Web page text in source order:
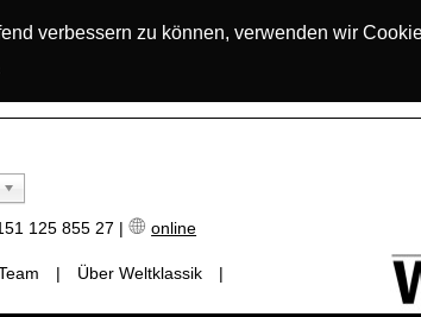
verbessern zu können, verwenden wir
125 855 27 | online
| Über Weltklassik
|